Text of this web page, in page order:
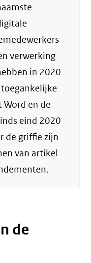
verwerking
in 2020
toegankelijke
en de
eind 2020
de griffie zijn
van artikel
de